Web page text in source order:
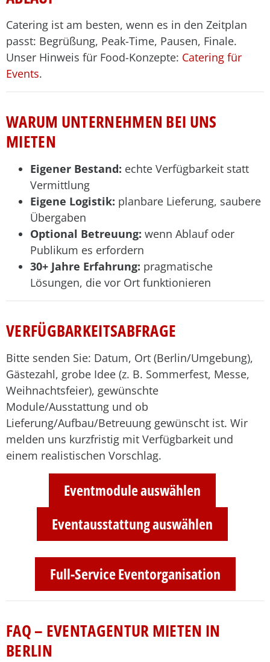
Catering ist am besten, wenn es in den Zeitplan
passt: Begrüßung, Peak-Time, Pausen, Finale.
Unser Hinweis für Food-Konzepte: Catering für
Events.
WARUM UNTERNEHMEN BEI UNS
MIETEN
Eigener Bestand: echte Verfügbarkeit statt
Vermittlung
Eigene Logistik: planbare Lieferung, saubere
Übergaben
Optional Betreuung: wenn Ablauf oder
Publikum es erfordern
30+ Jahre Erfahrung: pragmatische
Lösungen, die vor Ort funktionieren
VERFÜGBARKEITSABFRAGE
Bitte senden Sie: Datum, Ort (Berlin/Umgebung),
Gästezahl, grobe Idee (z. B. Sommerfest, Messe,
Weihnachtsfeier), gewünschte
Module/Ausstattung und ob
Lieferung/Aufbau/Betreuung gewünscht ist. Wir
melden uns kurzfristig mit Verfügbarkeit und
einem realistischen Vorschlag.
Eventmodule auswählen
Eventausstattung auswählen
Full-Service Eventorganisation
FAQ – EVENTAGENTUR MIETEN IN
BERLIN